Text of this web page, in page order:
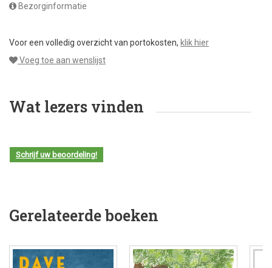
Bezorginformatie
Voor een volledig overzicht van portokosten, klik hier
Voeg toe aan wenslijst
Wat lezers vinden
Schrijf uw beoordeling!
Gerelateerde boeken